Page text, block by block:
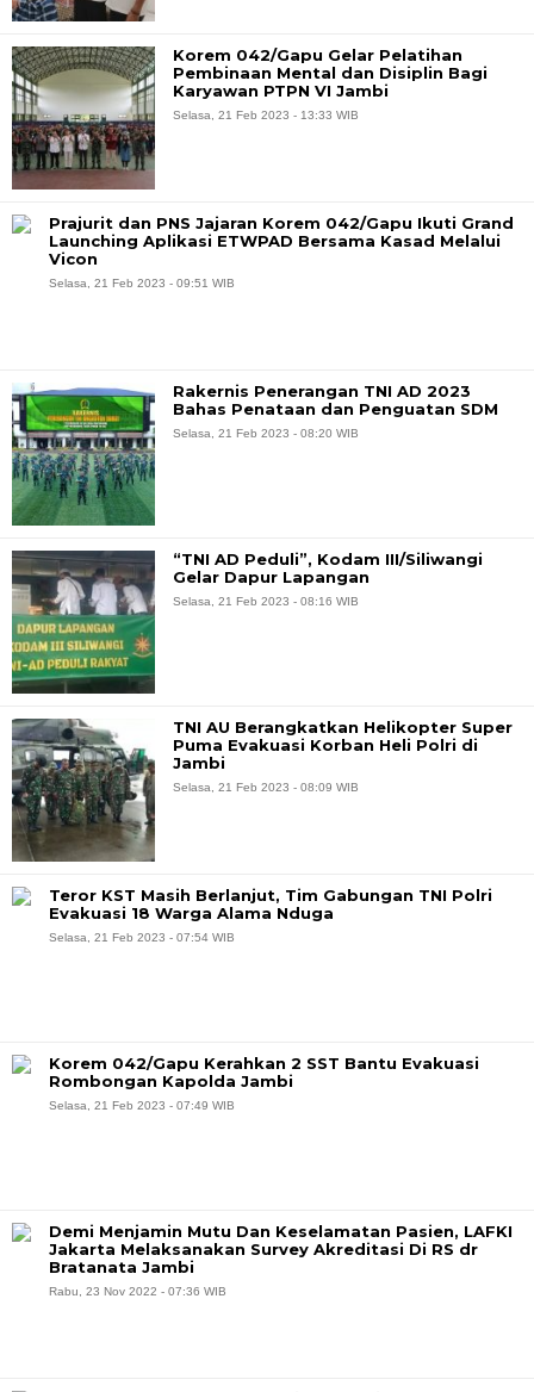
Korem 042/Gapu Gelar Pelatihan
Pembinaan Mental dan Disiplin Bagi
Karyawan PTPN VI Jambi
Selasa, 21 Feb 2023 - 13:33 WIB
Prajurit dan PNS Jajaran Korem 042/Gapu Ikuti Grand
Launching Aplikasi ETWPAD Bersama Kasad Melalui
Vicon
Selasa, 21 Feb 2023 - 09:51 WIB
Rakernis Penerangan TNI AD 2023
Bahas Penataan dan Penguatan SDM
Selasa, 21 Feb 2023 - 08:20 WIB
“TNI AD Peduli”, Kodam III/Siliwangi
Gelar Dapur Lapangan
Selasa, 21 Feb 2023 - 08:16 WIB
TNI AU Berangkatkan Helikopter Super
Puma Evakuasi Korban Heli Polri di
Jambi
Selasa, 21 Feb 2023 - 08:09 WIB
Teror KST Masih Berlanjut, Tim Gabungan TNI Polri
Evakuasi 18 Warga Alama Nduga
Selasa, 21 Feb 2023 - 07:54 WIB
Korem 042/Gapu Kerahkan 2 SST Bantu Evakuasi
Rombongan Kapolda Jambi
Selasa, 21 Feb 2023 - 07:49 WIB
Demi Menjamin Mutu Dan Keselamatan Pasien, LAFKI
Jakarta Melaksanakan Survey Akreditasi Di RS dr
Bratanata Jambi
Rabu, 23 Nov 2022 - 07:36 WIB